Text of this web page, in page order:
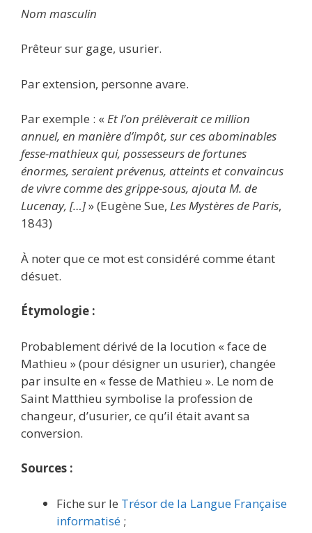
Nom masculin
Prêteur sur gage, usurier.
Par extension, personne avare.
Par exemple : « Et l’on prélèverait ce million
annuel, en manière d’impôt, sur ces abominables
fesse-mathieux qui, possesseurs de fortunes
énormes, seraient prévenus, atteints et convaincus
de vivre comme des grippe-sous, ajouta M. de
Lucenay, […]» (Eugène Sue, Les Mystères de Paris,
1843)
À noter que ce mot est considéré comme étant
désuet.
Étymologie :
Probablement dérivé de la locution « face de
Mathieu » (pour désigner un usurier), changée
par insulte en « fesse de Mathieu ». Le nom de
Saint Matthieu symbolise la profession de
changeur, d’usurier, ce qu’il était avant sa
conversion.
Sources :
Fiche sur le Trésor de la Langue Française
informatisé ;